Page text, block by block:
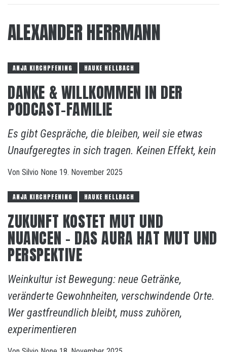
ALEXANDER HERRMANN
ANJA KIRCHPFENING HAUKE HELLBACH
DANKE & WILLKOMMEN IN DER
PODCAST-FAMILIE
Es gibt Gespräche, die bleiben, weil sie etwas
Unaufgeregtes in sich tragen. Keinen Effekt, kein
Von Silvio None 19. November 2025
ANJA KIRCHPFENING HAUKE HELLBACH
ZUKUNFT KOSTET MUT UND
NUANCEN – DAS AURA HAT MUT UND
PERSPEKTIVE
Weinkultur ist Bewegung: neue Getränke,
veränderte Gewohnheiten, verschwindende Orte.
Wer gastfreundlich bleibt, muss zuhören,
experimentieren